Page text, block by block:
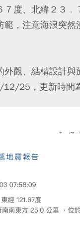
７度、北緯２３
，注意海浪突然
觀、結構設計與
12/25，更新時